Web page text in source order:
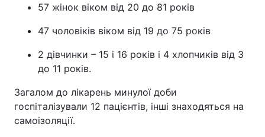
57 жінок віком від 20 до 81 років
47 чоловіків віком від 19 до 75 років
2 дівчинки – 15 і 16 років і 4 хлопчиків від 3
до 11 років.
Загалом до лікарень минулої доби
госпіталізували 12 пацієнтів, інші знаходяться на
самоізоляції.